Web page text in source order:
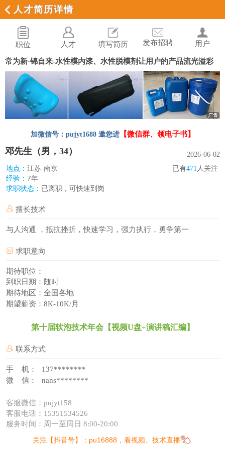
人才简历详情
职位 人才 填写简历 发布招聘 用户
常为新·锦自来-水性模内漆、水性脱模剂让用户的产品流光溢彩
加微信号：pujyt1688 邀您进【微信群、领电子书】
邓先生（男，34）
2026-06-02
地点： 江苏-南京 已有471 人关注
经验： 7年
求职状态： 已离职，可快速到岗
擅长技术
与人沟通 ，抵抗挫折，快速学习，强力执行，勇争第一
求职意向
期待职位：
到职日期：随时
期待地区：全国各地
期望薪资：8K-10K/月
第十届软泡技术年会【视频U盘+演讲稿汇编】
联系方式
手 机：
137********
微 信：
nans********
客服微信：pujyt158
客服电话：15351534526
服务时间：周一至周日 8:00-20:00
关注【抖音号】：pu16888，看视频、技术直播